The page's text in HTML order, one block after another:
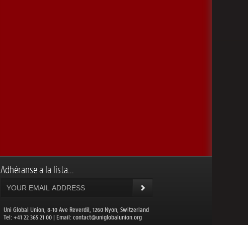
Adhéranse a la lista...
Uni Global Union, 8-10 Ave Reverdil, 1260 Nyon, Switzerland
​Tel: +41 22 365 21 00 | Email:contact@uniglobalunion.org